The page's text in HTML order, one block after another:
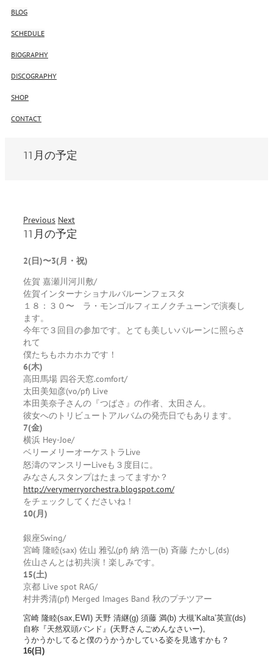
BLOG
SCHEDULE
BIOGRAPHY
DISCOGRAPHY
SHOP
CONTACT
11月の予定
Previous Next
11月の予定
2(日)〜3(月・祝)
佐賀 嘉瀬川河川敷/
佐賀インターナショナルバルーンフェスタ
１８：３０〜 ラ・モンゴルフィエノクチューンで演奏し
ます。
今年で３回目の参加です。とても美しいバルーンに照らさ
れて
僕たちもホカホカです！
6(木)
高田馬場 四谷天窓.comfort/
太田美知彦(vo/pf) Live
本田美奈子さんの『つばさ』の作者、太田さん。
彼女へのトリビュートアルバムの発売日でもあります。
7(金)
横浜 Hey-Joe/
ベリーメリーオーケストラ Live
怒濤のマンスリーLiveも３度目に。
みなさんスタンプはたまってますか？
http://verymerryorchestra.blogspot.com/
をチェックしてくださいね！
10(月)
銀座Swing/
宮崎 隆睦(sax) 佐山 雅弘(pf) 納 浩一(b) 斉藤 たかし(ds)
佐山さんとは初共演！楽しみです。
15(土)
京都 Live spot RAG/
村井秀清(pf) Merged Images Band 秋のプチツアー
宮崎 隆睦(sax,EWI) 天野 清継(g) 須藤 満(b) 大槻’Kalta’英宣(ds)
自称『天然双頭バンド』(天野さんごめんなさいー)。
うかうかしてると僕のうかうかしている姿を見逃すかも？
16(日)